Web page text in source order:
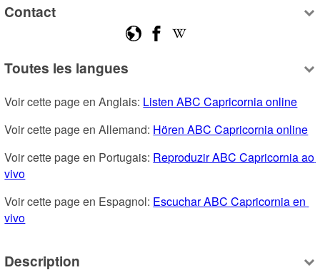
Contact
Toutes les langues
Voir cette page en Anglais: Listen ABC Capricornia online
Voir cette page en Allemand: Hören ABC Capricornia online
Voir cette page en Portugais: Reproduzir ABC Capricornia ao
vivo
Voir cette page en Espagnol: Escuchar ABC Capricornia en
vivo
Description